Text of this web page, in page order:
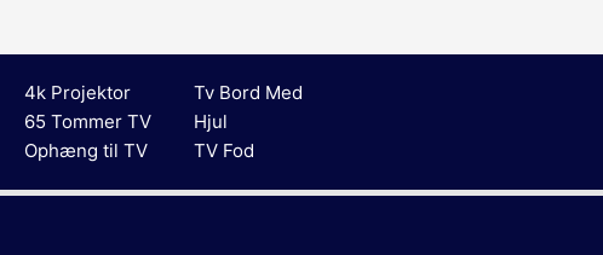
4k Projektor
65 Tommer TV
Ophæng til TV
Tv Bord Med
Hjul
TV Fod